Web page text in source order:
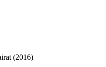
(2016)